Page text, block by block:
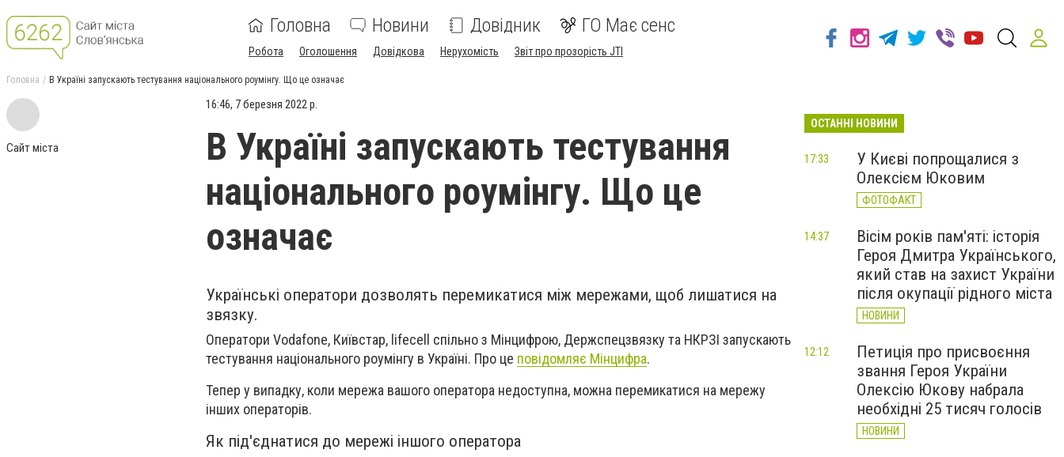
Головна Новини Довідник ГО Має сенс
Робота Оголошення Довідкова Нерухомість Звіт про прозорість JTI
Головна В Україні запускають тестування національного роумінгу. Що це означає
Сайт міста
16:46, 7 березня 2022 р.
В Україні запускають тестування
національного роумінгу. Що це
означає
Українські оператори дозволять перемикатися між мережами, щоб лишатися на
звязку.
Оператори Vodafone, Київстар, lifecell спільно з Мінцифрою, Держспецзвязку та НКРЗІ запускають
тестування національного роумінгу в Україні. Про це повідомляє Мінцифра.
Тепер у випадку, коли мережа вашого оператора недоступна, можна перемикатися на мережу
інших операторів.
Як під'єднатися до мережі іншого оператора
ОСТАННІ НОВИНИ
У Києві попрощалися з
Олексієм Юковим
ФОТОФАКТ
17:33
Вісім років пам'яті: історія
Героя Дмитра Українського,
який став на захист України
після окупації рідного міста
НОВИНИ
14:37
Петиція про присвоєння
звання Героя України
Олексію Юкову набрала
необхідні 25 тисяч голосів
НОВИНИ
12:12